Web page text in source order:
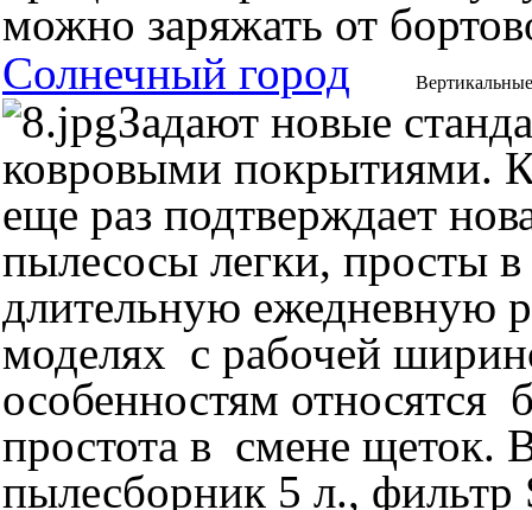
можно заряжать от
Солнечный город
Задают новые
ковровыми покрытиями.
еще раз подтверждает
пылесосы легки, просты
длительную ежедневную
моделях с рабочей
особенностям относятся
простота в смене щеток.
пылесборник 5 л.,